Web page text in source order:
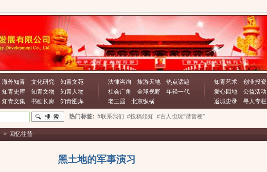
海外知青 文化研究
知青文苑
知青史库 知青文物
知青人物
知青文集 书画长廊 知青图库
法律咨询 旅游天地
热点话题
社会广角
全球视野
年轻一代
老三届
北京纵横
知青艺术 创业投资
爱心园地
公益活动
返城史录
寻人专栏
热门标签: #联系我们 #投稿须知 #古人也玩“谐音梗”
> 回忆往昔
黑土地的军事演习